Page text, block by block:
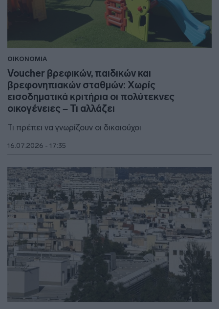
ΟΙΚΟΝΟΜΙΑ
Voucher βρεφικών, παιδικών και
βρεφονηπιακών σταθμών: Χωρίς
εισοδηματικά κριτήρια οι πολύτεκνες
οικογένειες – Τι αλλάζει
Τι πρέπει να γνωρίζουν οι δικαιούχοι
16.07.2026 - 17:35